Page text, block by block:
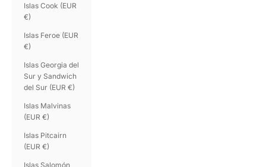
Islas Cook (EUR
€)
Islas Feroe (EUR
€)
Islas Georgia del
Sur y Sandwich
del Sur (EUR €)
Islas Malvinas
(EUR €)
Islas Pitcairn
(EUR €)
Islas Salomón